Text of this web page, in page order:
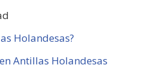
Holandesas?
Antillas Holandesas